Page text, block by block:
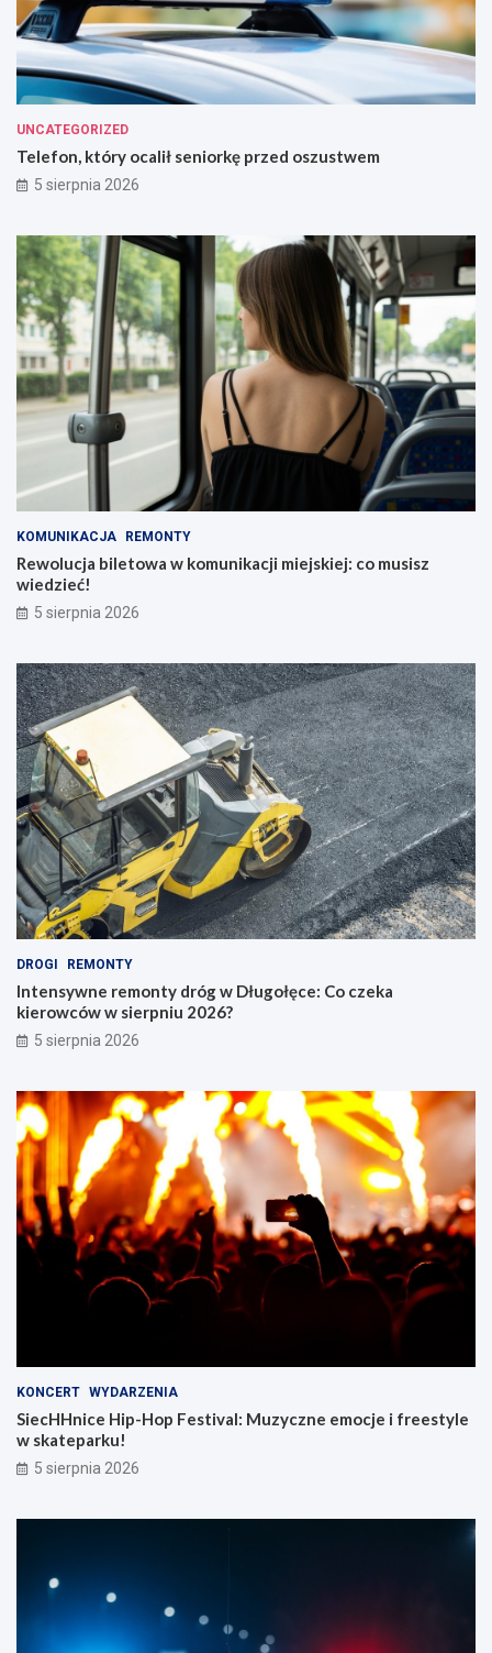
UNCATEGORIZED
Telefon, który ocalił seniorkę przed oszustwem
5 sierpnia 2026
KOMUNIKACJA REMONTY
Rewolucja biletowa w komunikacji miejskiej: co musisz
wiedzieć!
5 sierpnia 2026
DROGI REMONTY
Intensywne remonty dróg w Długołęce: Co czeka
kierowców w sierpniu 2026?
5 sierpnia 2026
KONCERT WYDARZENIA
SiecHHnice Hip-Hop Festival: Muzyczne emocje i freestyle
w skateparku!
5 sierpnia 2026